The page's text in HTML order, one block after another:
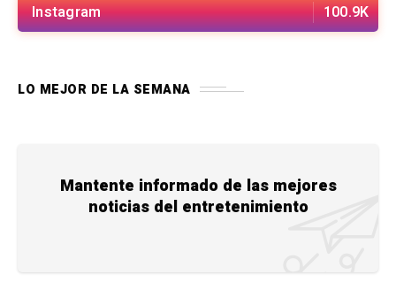
Instagram 100.9K
LO MEJOR DE LA SEMANA
Mantente informado de las mejores
noticias del entretenimiento